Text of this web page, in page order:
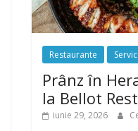
Restaurante
Prânz în
la Bellot
iunie 29, 2026